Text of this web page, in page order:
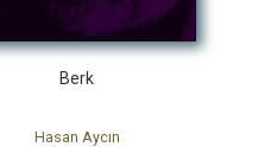
Berk
Hasan Aycın